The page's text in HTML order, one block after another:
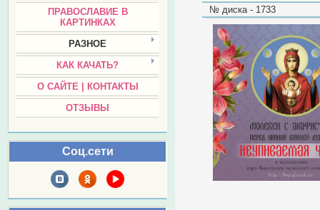
ПРАВОСЛАВИЕ В
КАРТИНКАХ
РАЗНОЕ
КАК КАЧАТЬ?
О САЙТЕ | КОНТАКТЫ
ОТЗЫВЫ
Соц.сети
№ диска - 1733